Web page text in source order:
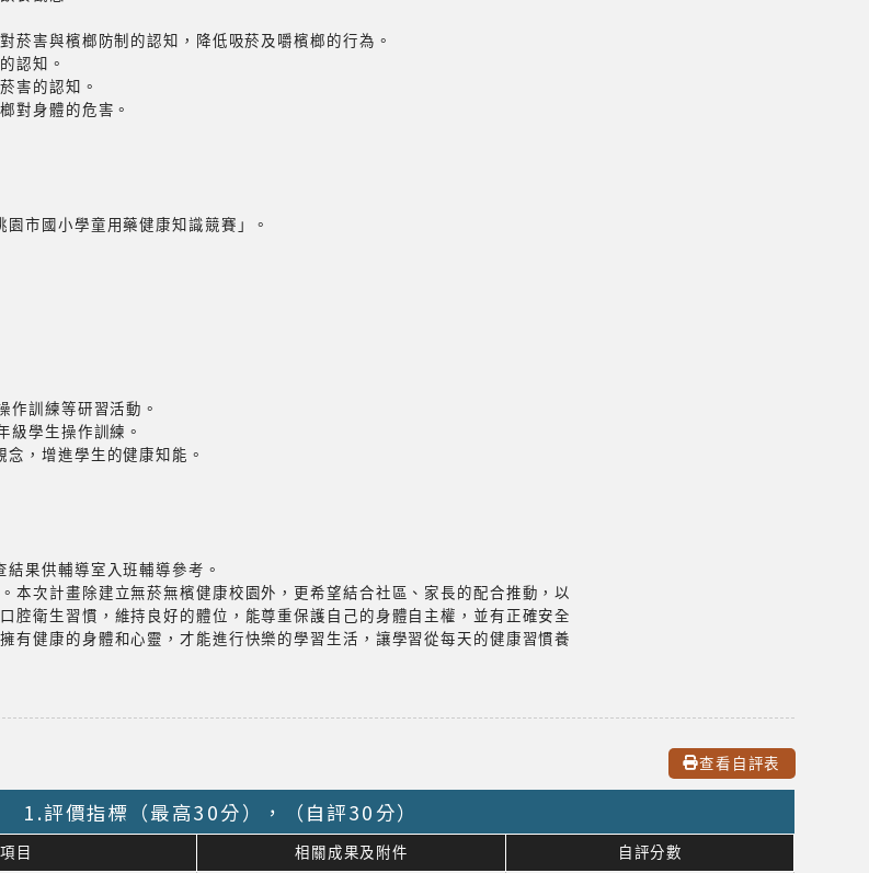
菸害與檳榔防制的認知，降低吸菸及嚼檳榔的行為。
認知。
害的認知。
對身體的危害。
市國小學童用藥健康知識競賽」。
訓練等研習活動。
學生操作訓練。
，增進學生的健康知能。
果供輔導室入班輔導參考。
本次計畫除建立無菸無檳健康校園外，更希望結合社區、家長的配合推動，以
腔衛生習慣，維持良好的體位，能尊重保護自己的身體自主權，並有正確安全
有健康的身體和心靈，才能進行快樂的學習生活，讓學習從每天的健康習慣養
查看自評表
1.評價指標（最高30分），（自評30分）
目 相關成果及附件 自評分數